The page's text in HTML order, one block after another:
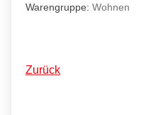
Warengruppe: Wohnen
Zurück